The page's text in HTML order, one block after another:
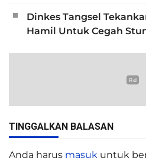
Dinkes Tangsel
Hamil Untuk Cegah
TINGGALKAN BALASAN
Anda harus masuk untuk